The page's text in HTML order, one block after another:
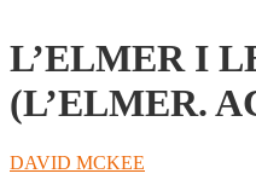
L’ELMER I
(L’ELMER.
DAVID MCKEE